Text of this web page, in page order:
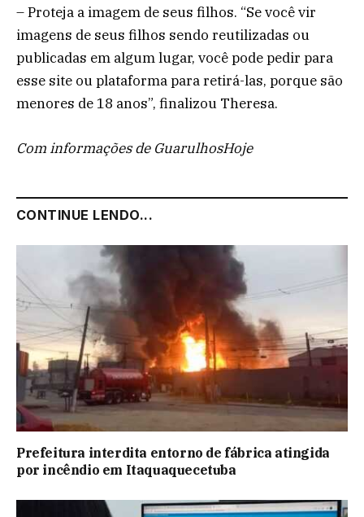
– Proteja a imagem de seus filhos. “Se você vir
imagens de seus filhos sendo reutilizadas ou
publicadas em algum lugar, você pode pedir para
esse site ou plataforma para retirá-las, porque são
menores de 18 anos”, finalizou Theresa.
Com informações de GuarulhosHoje
CONTINUE LENDO...
Prefeitura interdita entorno de fábrica atingida
por incêndio em Itaquaquecetuba